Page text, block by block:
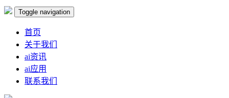
Toggle navigation
首页
关于我们
ai资讯
ai应用
联系我们